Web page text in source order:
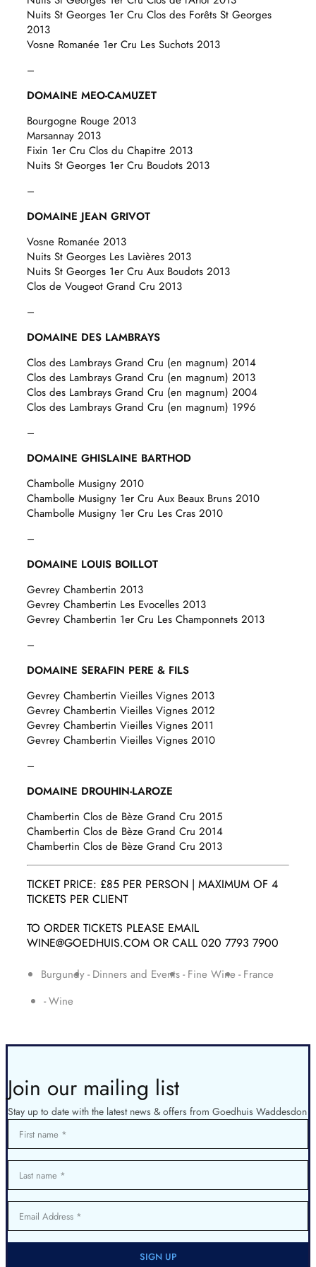
Nuits St Georges 1er Cru Clos des Forêts St Georges
2013
Vosne Romanée 1er Cru Les Suchots 2013
–
DOMAINE MEO-CAMUZET
Bourgogne Rouge 2013
Marsannay 2013
Fixin 1er Cru Clos du Chapitre 2013
Nuits St Georges 1er Cru Boudots 2013
–
DOMAINE JEAN GRIVOT
Vosne Romanée 2013
Nuits St Georges Les Lavières 2013
Nuits St Georges 1er Cru Aux Boudots 2013
Clos de Vougeot Grand Cru 2013
–
DOMAINE DES LAMBRAYS
Clos des Lambrays Grand Cru (en magnum) 2014
Clos des Lambrays Grand Cru (en magnum) 2013
Clos des Lambrays Grand Cru (en magnum) 2004
Clos des Lambrays Grand Cru (en magnum) 1996
–
DOMAINE GHISLAINE BARTHOD
Chambolle Musigny 2010
Chambolle Musigny 1er Cru Aux Beaux Bruns 2010
Chambolle Musigny 1er Cru Les Cras 2010
–
DOMAINE LOUIS BOILLOT
Gevrey Chambertin 2013
Gevrey Chambertin Les Evocelles 2013
Gevrey Chambertin 1er Cru Les Champonnets 2013
–
DOMAINE SERAFIN PERE & FILS
Gevrey Chambertin Vieilles Vignes 2013
Gevrey Chambertin Vieilles Vignes 2012
Gevrey Chambertin Vieilles Vignes 2011
Gevrey Chambertin Vieilles Vignes 2010
–
DOMAINE DROUHIN-LAROZE
Chambertin Clos de Bèze Grand Cru 2015
Chambertin Clos de Bèze Grand Cru 2014
Chambertin Clos de Bèze Grand Cru 2013
TICKET PRICE: £85 PER PERSON | MAXIMUM OF 4
TICKETS PER CLIENT
TO ORDER TICKETS PLEASE EMAIL
WINE@GOEDHUIS.COM OR CALL 020 7793 7900
Burgundy Dinners and Events Fine Wine France
Wine
Join our mailing list
Stay up to date with the latest news & offers from Goedhuis Waddesdon
First name
Last name
Email Address
SIGN UP